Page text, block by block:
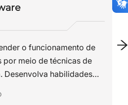
Confirme a senha
o funcionamento de
meio de técnicas de
Desenvolva habilidades